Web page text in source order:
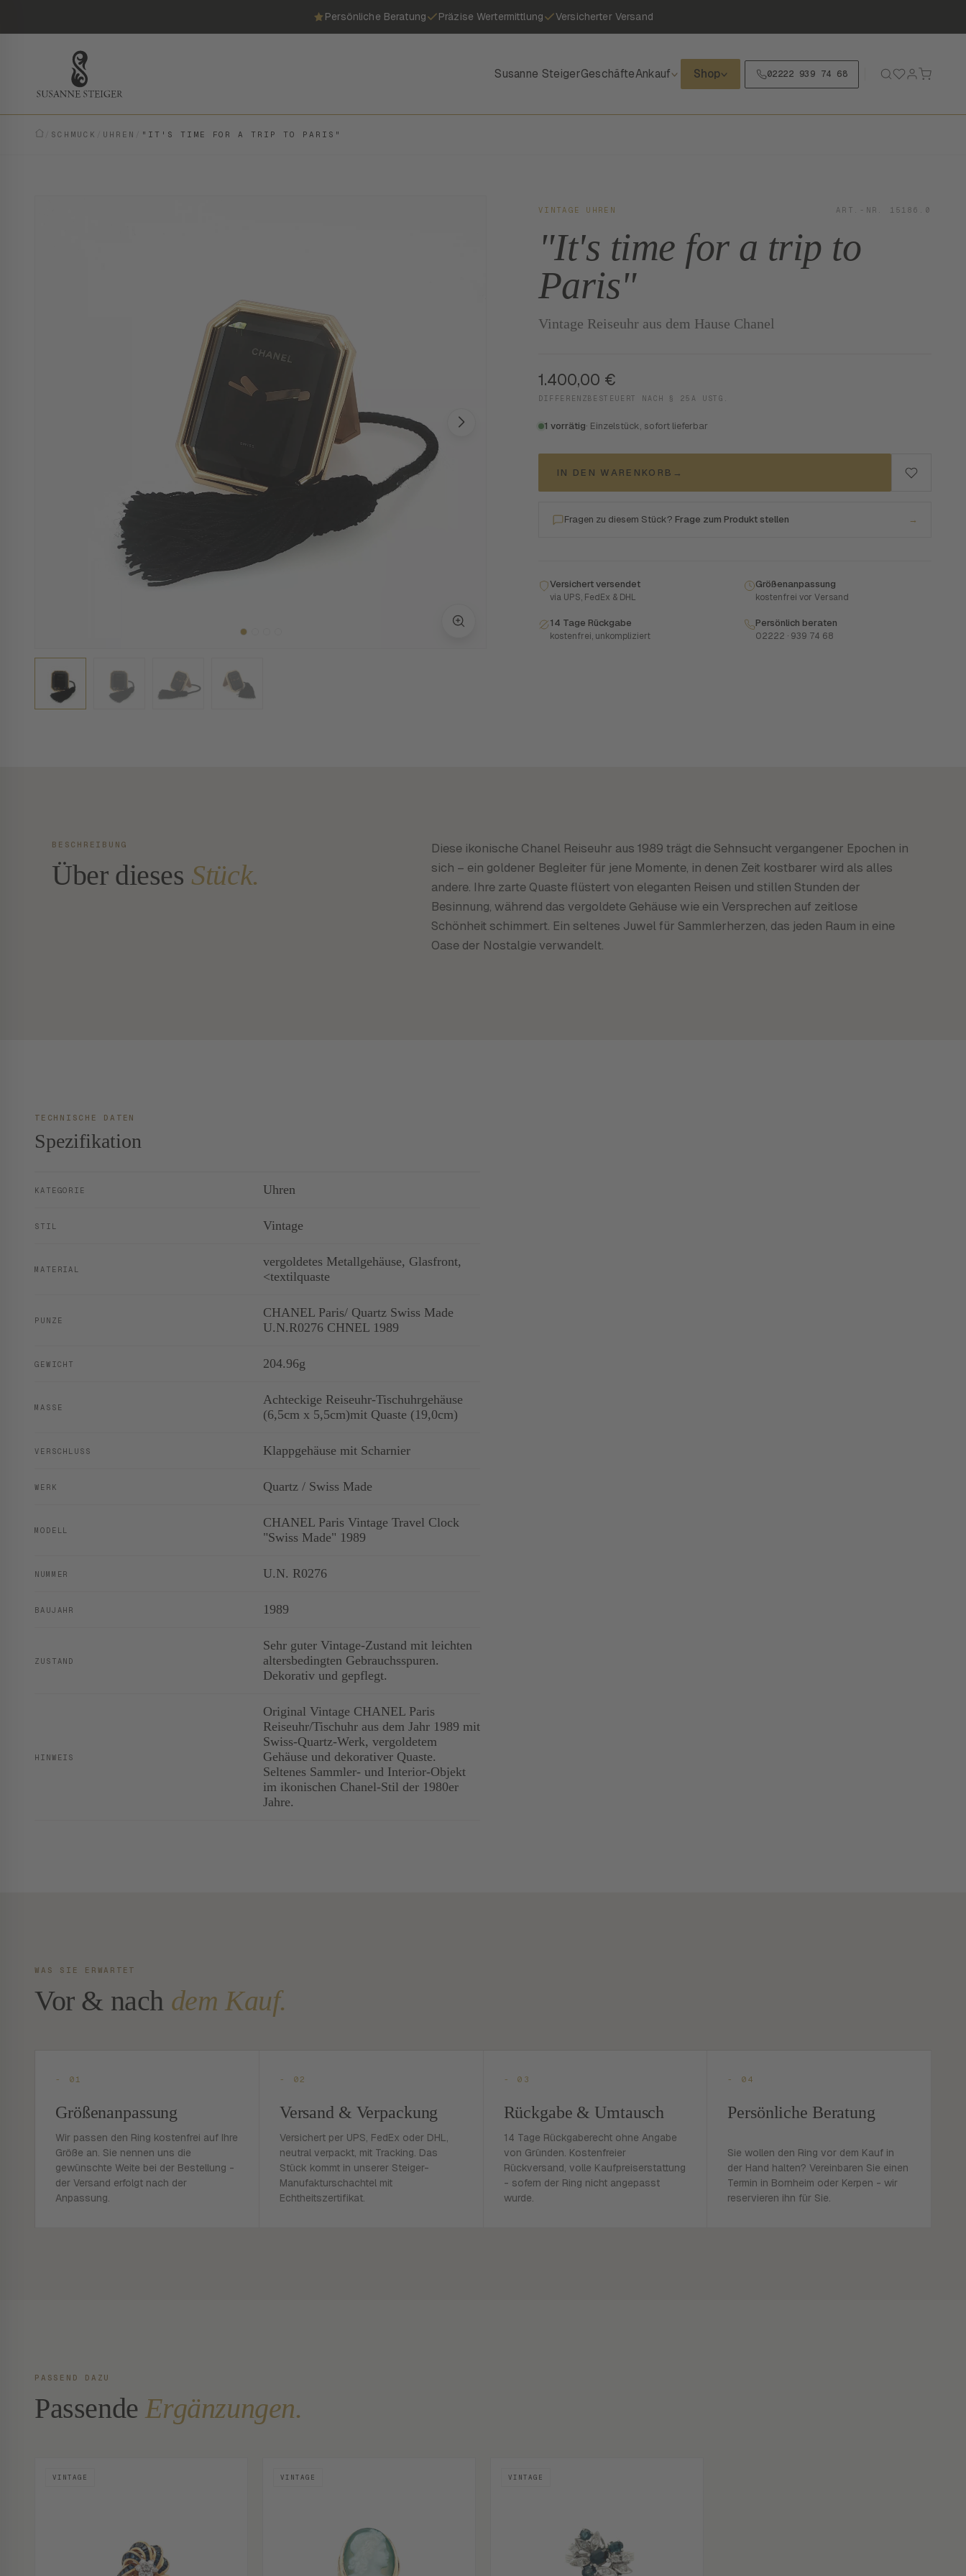
Persönliche Beratung Präzise Wertermittlung Versicherter Versand
Susanne SteigerGeschäfteAnkauf Shop 02222 939 74 68
SCHMUCK UHREN "IT'S TIME FOR A TRIP TO PARIS"
VINTAGE UHREN ART.-NR. 15186.0
"It's time for a trip to
Paris"
Vintage Reiseuhr aus dem Hause Chanel
1.400,00 €
DIFFERENZBESTEUERT NACH § 25A USTG.
1 vorrätig· Einzelstück, sofort lieferbar
IN DEN WARENKORB →
Fragen zu diesem Stück? Frage zum Produkt stellen →
Versichert versendet
via UPS, FedEx & DHL
Größenanpassung
kostenfrei vor Versand
14 Tage Rückgabe
kostenfrei, unkompliziert
Persönlich beraten
02222 · 939 74 68
BESCHREIBUNG
Über dieses Stück.
Diese ikonische Chanel Reiseuhr aus 1989 trägt die Sehnsucht vergangener Epochen in
sich – ein goldener Begleiter für jene Momente, in denen Zeit kostbarer wird als alles
andere. Ihre zarte Quaste flüstert von eleganten Reisen und stillen Stunden der
Besinnung, während das vergoldete Gehäuse wie ein Versprechen auf zeitlose
Schönheit schimmert. Ein seltenes Juwel für Sammlerherzen, das jeden Raum in eine
Oase der Nostalgie verwandelt.
TECHNISCHE DATEN
Spezifikation
KATEGORIE Uhren
STIL Vintage
MATERIAL
vergoldetes Metallgehäuse, Glasfront,
<textilquaste
PUNZE
CHANEL Paris/ Quartz Swiss Made
U.N.R0276 CHNEL 1989
GEWICHT 204.96g
MASSE
Achteckige Reiseuhr-Tischuhrgehäuse
(6,5cm x 5,5cm)mit Quaste (19,0cm)
VERSCHLUSS Klappgehäuse mit Scharnier
WERK Quartz / Swiss Made
MODELL
CHANEL Paris Vintage Travel Clock
"Swiss Made" 1989
NUMMER U.N. R0276
BAUJAHR 1989
ZUSTAND
Sehr guter Vintage-Zustand mit leichten
altersbedingten Gebrauchsspuren.
Dekorativ und gepflegt.
HINWEIS
Original Vintage CHANEL Paris
Reiseuhr/Tischuhr aus dem Jahr 1989 mit
Swiss-Quartz-Werk, vergoldetem
Gehäuse und dekorativer Quaste.
Seltenes Sammler- und Interior-Objekt
im ikonischen Chanel-Stil der 1980er
Jahre.
WAS SIE ERWARTET
Vor & nach dem Kauf.
- 01
Größenanpassung
Wir passen den Ring kostenfrei auf Ihre
Größe an. Sie nennen uns die
gewünschte Weite bei der Bestellung -
der Versand erfolgt nach der
Anpassung.
- 02
Versand & Verpackung
Versichert per UPS, FedEx oder DHL,
neutral verpackt, mit Tracking. Das
Stück kommt in unserer Steiger-
Manufakturschachtel mit
Echtheitszertifikat.
- 03
Rückgabe & Umtausch
14 Tage Rückgaberecht ohne Angabe
von Gründen. Kostenfreier
Rückversand, volle Kaufpreiserstattung
- sofern der Ring nicht angepasst
wurde.
- 04
Persönliche Beratung
Sie wollen den Ring vor dem Kauf in
der Hand halten? Vereinbaren Sie einen
Termin in Bornheim oder Kerpen - wir
reservieren ihn für Sie.
PASSEND DAZU
PassendeErgänzungen.
VINTAGE VINTAGE VINTAGE